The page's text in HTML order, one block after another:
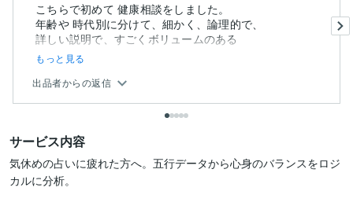
こちらで初めて 健康相談をしました。
年齢や 時代別に分けて、細かく、論理的で、
詳しい説明で、すごくボリュームのある
もっと見る
出品者からの返信
サービス内容
気休めの占いに疲れた方へ。五行データから心身のバランスをロジ
カルに分析。